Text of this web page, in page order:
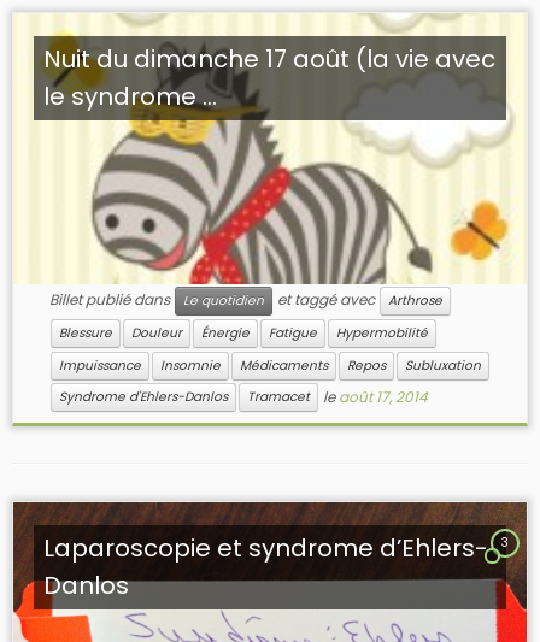
Nuit du dimanche 17 août (la vie avec
le syndrome ...
Billet publié dans Le quotidien et taggé avec
Arthrose
Blessure
Douleur Énergie Fatigue
Hypermobilité
Impuissance
Insomnie Médicaments Repos
Subluxation
Syndrome d'Ehlers-Danlos
Tramacet leaoût 17, 2014
3
Laparoscopie et syndrome d’Ehlers-
Danlos